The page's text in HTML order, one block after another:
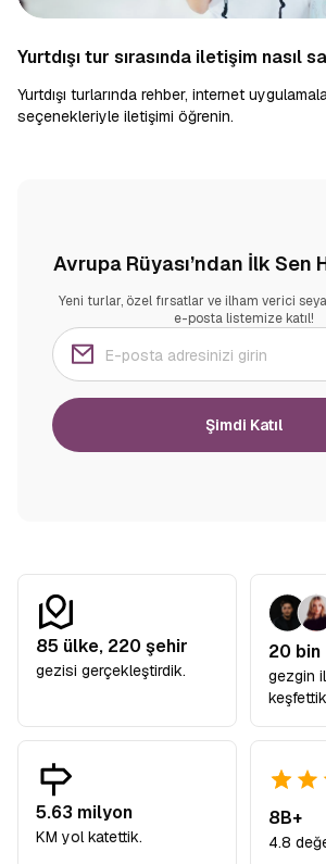
Yurtdışı tur sırasında iletişim nasıl
Yurtdışı turlarında rehber, internet
seçenekleriyle iletişimi öğrenin.
Avrupa Rüyası’ndan İlk Sen
Yeni turlar, özel fırsatlar ve ilham verici
e-posta listemize katıl!
Şimdi Katıl
85 ülke, 220 şehir
gezisi gerçekleştirdik.
20 bin
gezgin
5.63 milyon
KM yol katettik.
8B+
4.8